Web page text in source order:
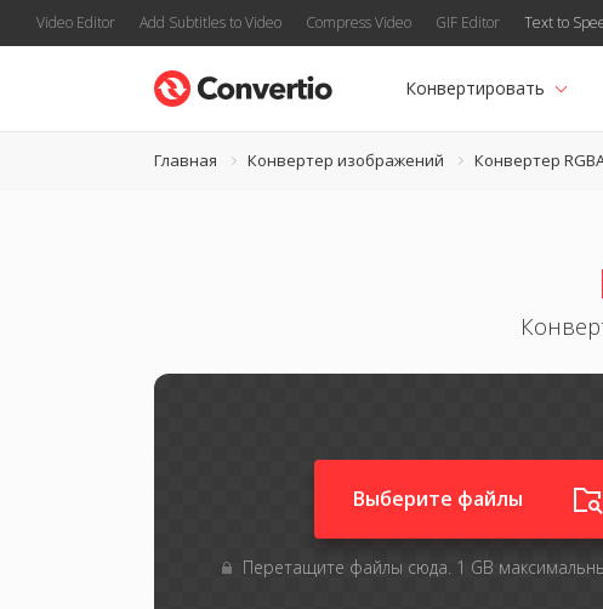
Video Editor Add Subtitles to Video Compress Video GIF Editor Text to
Конвертировать
Главная Конвертер изображений Конвертер
Выберите файлы
Перетащите файлы сюда. 1 GB